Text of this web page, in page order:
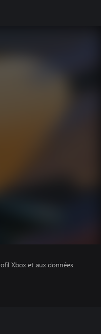
Xbox et aux données